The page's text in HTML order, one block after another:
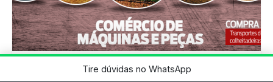
Sistema de Orçamentos WooCommerce –
SóAgricola 2018
Tire dúvidas no WhatsApp